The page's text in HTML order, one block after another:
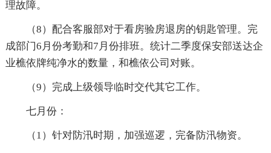
理故障。
（8）配合客服部对于看房验房退房的钥匙管理。完
成部门6月份考勤和7月份排班。统计二季度保安部送达企
业樵依牌纯净水的数量，和樵依公司对账。
（9）完成上级领导临时交代其它工作。
七月份：
（1）针对防汛时期，加强巡逻，完备防汛物资。